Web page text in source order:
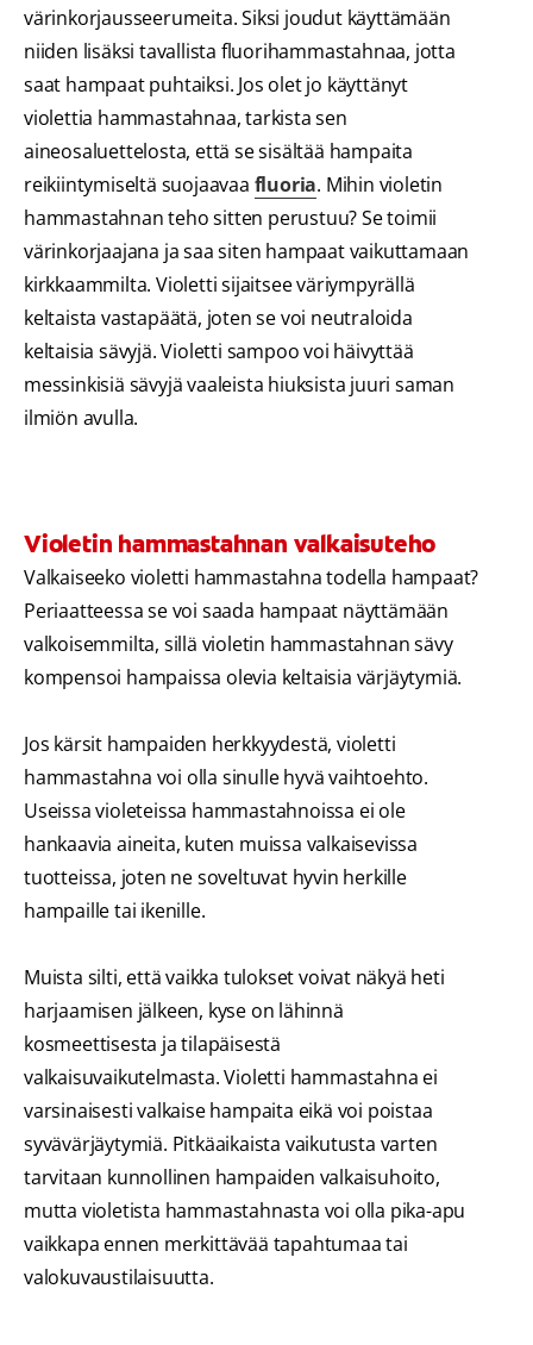
värinkorjausseerumeita. Siksi joudut käyttämään
niiden lisäksi tavallista fluorihammastahnaa, jotta
saat hampaat puhtaiksi. Jos olet jo käyttänyt
violettia hammastahnaa, tarkista sen
aineosaluettelosta, että se sisältää hampaita
reikiintymiseltä suojaavaa fluoria. Mihin violetin
hammastahnan teho sitten perustuu? Se toimii
värinkorjaajana ja saa siten hampaat vaikuttamaan
kirkkaammilta. Violetti sijaitsee väriympyrällä
keltaista vastapäätä, joten se voi neutraloida
keltaisia sävyjä. Violetti sampoo voi häivyttää
messinkisiä sävyjä vaaleista hiuksista juuri saman
ilmiön avulla.
Violetin hammastahnan valkaisuteho
Valkaiseeko violetti hammastahna todella hampaat?
Periaatteessa se voi saada hampaat näyttämään
valkoisemmilta, sillä violetin hammastahnan sävy
kompensoi hampaissa olevia keltaisia värjäytymiä.
Jos kärsit hampaiden herkkyydestä, violetti
hammastahna voi olla sinulle hyvä vaihtoehto.
Useissa violeteissa hammastahnoissa ei ole
hankaavia aineita, kuten muissa valkaisevissa
tuotteissa, joten ne soveltuvat hyvin herkille
hampaille tai ikenille.
Muista silti, että vaikka tulokset voivat näkyä heti
harjaamisen jälkeen, kyse on lähinnä
kosmeettisesta ja tilapäisestä
valkaisuvaikutelmasta. Violetti hammastahna ei
varsinaisesti valkaise hampaita eikä voi poistaa
syvävärjäytymiä. Pitkäaikaista vaikutusta varten
tarvitaan kunnollinen hampaiden valkaisuhoito,
mutta violetista hammastahnasta voi olla pika-apu
vaikkapa ennen merkittävää tapahtumaa tai
valokuvaustilaisuutta.